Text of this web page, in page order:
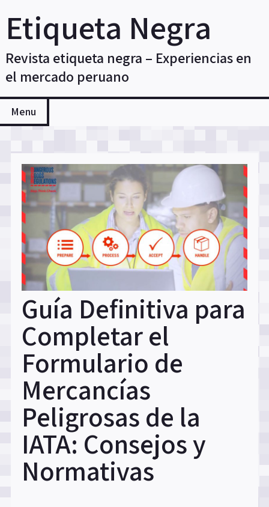
content
Etiqueta Negra
Revista etiqueta negra – Experiencias en
el mercado peruano
Menu
Guía Definitiva para
Completar el
Formulario de
Mercancías
Peligrosas de la
IATA: Consejos y
Normativas